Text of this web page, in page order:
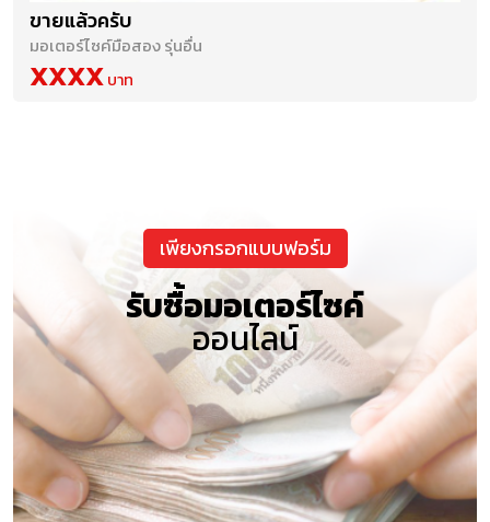
ขายแล้วครับ
มอเตอร์ไซค์มือสอง รุ่นอื่น
XXXX
เพียงกรอกแบบฟอร์ม
รับซื้อมอเตอร์ไซค์
ออนไลน์